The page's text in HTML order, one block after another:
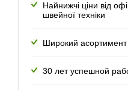
Найнижчі ціни від
швейної техніки
Широкий
30 лет успешной